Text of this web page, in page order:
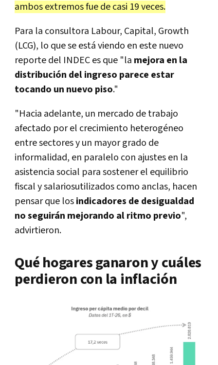
ambos extremos fue de casi 19 veces.
Para la consultora Labour, Capital, Growth
(LCG), lo que se está viendo en este nuevo
reporte del INDEC es que "la mejora en la
distribución del ingreso parece estar
tocando un nuevo piso."
"Hacia adelante, un mercado de trabajo
afectado por el crecimiento heterogéneo
entre sectores y un mayor grado de
informalidad, en paralelo con ajustes en la
asistencia social para sostener el equilibrio
fiscal y salariosutilizados como anclas, hacen
pensar que losindicadores de desigualdad
no seguirán mejorando al ritmo previo",
advirtieron.
Qué hogares ganaron y cuáles
perdieron con la inflación